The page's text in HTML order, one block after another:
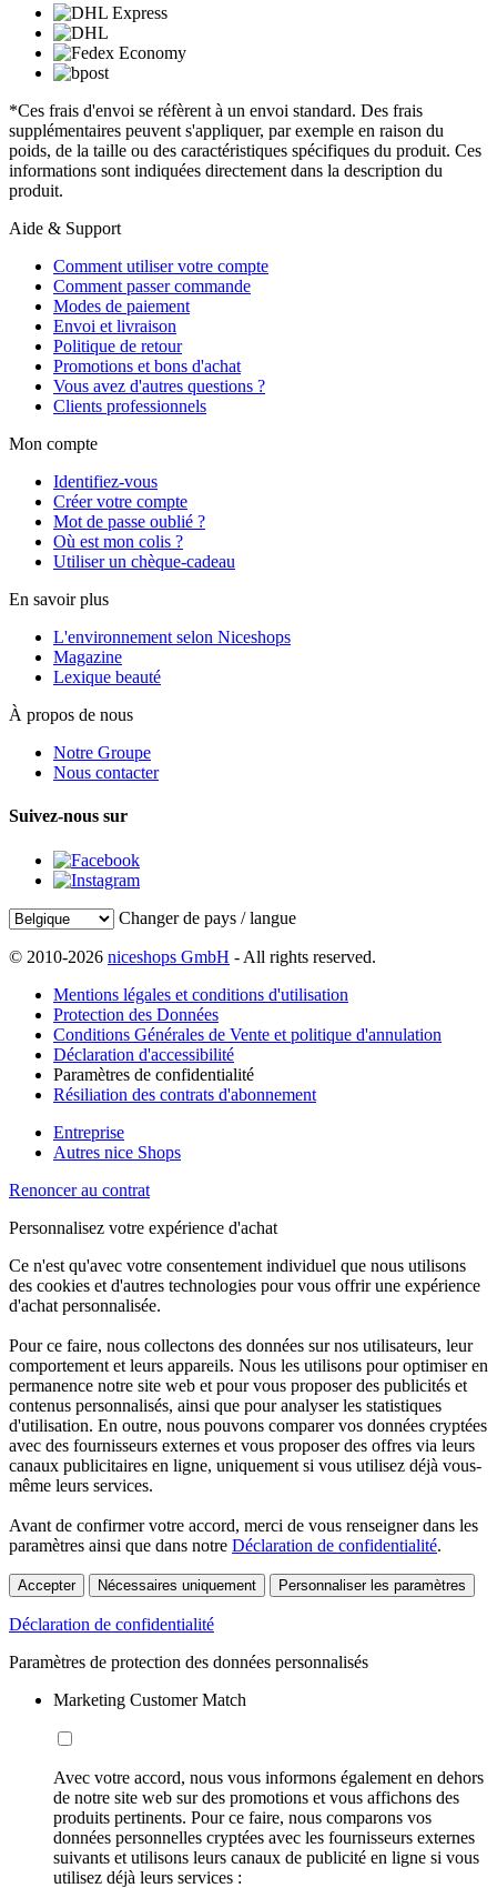
*Ces frais d'envoi se réfèrent à un envoi standard. Des frais
supplémentaires peuvent s'appliquer, par exemple en raison du
poids, de la taille ou des caractéristiques spécifiques du produit. Ces
informations sont indiquées directement dans la description du
produit.
Aide & Support
Comment utiliser votre compte
Comment passer commande
Modes de paiement
Envoi et livraison
Politique de retour
Promotions et bons d'achat
Vous avez d'autres questions ?
Clients professionnels
Mon compte
Identifiez-vous
Créer votre compte
Mot de passe oublié ?
Où est mon colis ?
Utiliser un chèque-cadeau
En savoir plus
L'environnement selon Niceshops
Magazine
Lexique beauté
À propos de nous
Notre Groupe
Nous contacter
Suivez-nous sur
Changer de pays / langue
© 2010-2026 niceshops GmbH - All rights reserved.
Mentions légales et conditions d'utilisation
Protection des Données
Conditions Générales de Vente et politique d'annulation
Déclaration d'accessibilité
Paramètres de confidentialité
Résiliation des contrats d'abonnement
Entreprise
Autres nice Shops
Renoncer au contrat
Personnalisez votre expérience d'achat
Ce n'est qu'avec votre consentement individuel que nous utilisons
des cookies et d'autres technologies pour vous offrir une expérience
d'achat personnalisée.
Pour ce faire, nous collectons des données sur nos utilisateurs, leur
comportement et leurs appareils. Nous les utilisons pour optimiser en
permanence notre site web et pour vous proposer des publicités et
contenus personnalisés, ainsi que pour analyser les statistiques
d'utilisation. En outre, nous pouvons comparer vos données cryptées
avec des fournisseurs externes et vous proposer des offres via leurs
canaux publicitaires en ligne, uniquement si vous utilisez déjà vous-
même leurs services.
Avant de confirmer votre accord, merci de vous renseigner dans les
paramètres ainsi que dans notre Déclaration de confidentialité.
Accepter Nécessaires uniquement Personnaliser les paramètres
Déclaration de confidentialité
Paramètres de protection des données personnalisés
Marketing Customer Match
Avec votre accord, nous vous informons également en dehors
de notre site web sur des promotions et vous affichons des
produits pertinents. Pour ce faire, nous comparons vos
données personnelles cryptées avec les fournisseurs externes
suivants et utilisons leurs canaux de publicité en ligne si vous
utilisez déjà leurs services :